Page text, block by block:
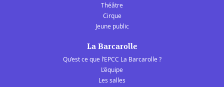
Théâtre
Cirque
Jeune public
La Barcarolle
Qu’est ce que l’EPCC La Barcarolle ?
L’équipe
Les salles